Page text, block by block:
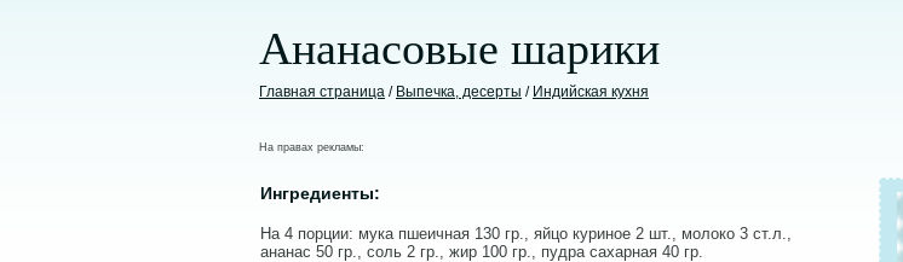
Ананасовые шарики
Главная страница / Выпечка, десерты / Индийская кухня
На правах рекламы:
Ингредиенты:
На 4 порции: мука пшеичная 130 гр., яйцо куриное 2 шт., молоко 3 ст.л.,
ананас 50 гр., соль 2 гр., жир 100 гр., пудра сахарная 40 гр.